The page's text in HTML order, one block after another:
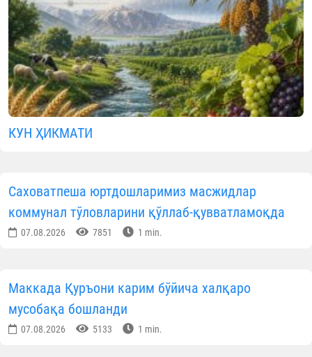
КУН ҲИКМАТИ
Саховатпеша юртдошларимиз масжидлар
коммунал тўловларини қўллаб-қувватламоқда
07.08.2026 7851 1 min.
Маккада Қуръони карим бўйича халқаро
мусобақа бошланди
07.08.2026 5133 1 min.